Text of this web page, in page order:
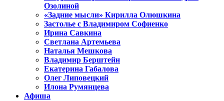
Озолиной
«Задние мысли» Кирилла Олюшкина
Застолье с Владимиром Софиенко
Ирина Савкина
Светлана Артемьева
Наталья Мешкова
Владимир Берштейн
Екатерина Габалова
Олег Липовецкий
Илона Румянцева
Афиша